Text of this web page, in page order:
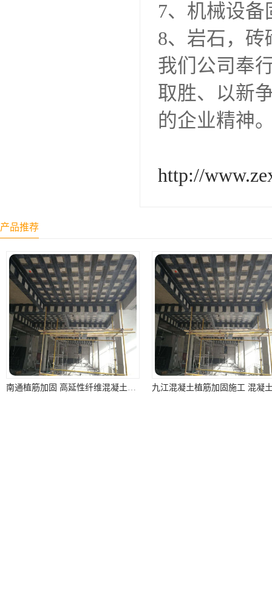
7、机械设备
8、岩石，砖
我们公司奉
取胜、以新
的企业精神
http://
产品推荐
南通植筋加固 高延性纤维混凝土加固 资质齐全 施工队案例经验..